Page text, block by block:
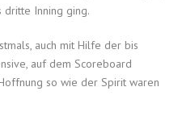
dritte Inning ging.
auch mit Hilfe der bis
auf dem Scoreboard
so wie der Spirit waren